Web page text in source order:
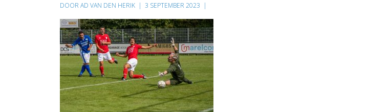
DOOR AD VAN DEN HERIK | 3 SEPTEMBER 2023 |